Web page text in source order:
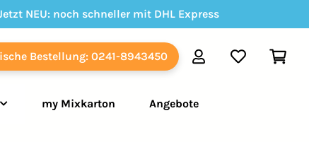
NEU: noch schneller mit DHL Express
Bestellung: 0241-8943450
my Mixkarton Angebote